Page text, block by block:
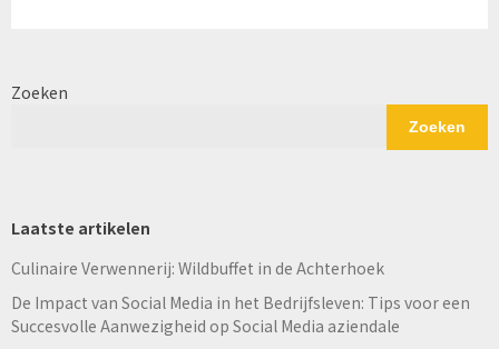
Zoeken
Zoeken
Laatste artikelen
Culinaire Verwennerij: Wildbuffet in de Achterhoek
De Impact van Social Media in het Bedrijfsleven: Tips voor een
Succesvolle Aanwezigheid op Social Media aziendale